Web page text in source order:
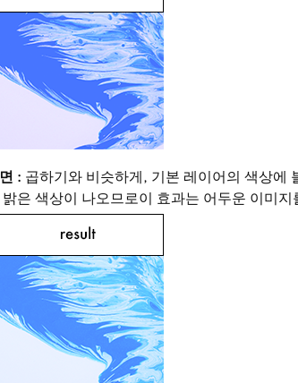
: 곱하기와 비슷하게, 기본 레이어의 색상에
밝은 색상이 나오므로이 효과는 어두운 이미지